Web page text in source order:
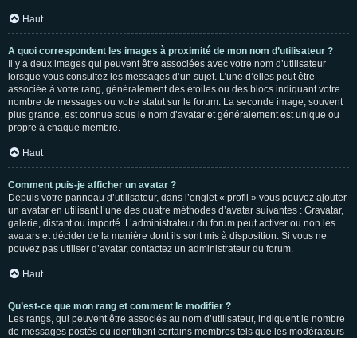
Haut
A quoi correspondent les images à proximité de mon nom d’utilisateur ?
Il y a deux images qui peuvent être associées avec votre nom d’utilisateur
lorsque vous consultez les messages d’un sujet. L’une d’elles peut être
associée à votre rang, généralement des étoiles ou des blocs indiquant votre
nombre de messages ou votre statut sur le forum. La seconde image, souvent
plus grande, est connue sous le nom d’avatar et généralement est unique ou
propre à chaque membre.
Haut
Comment puis-je afficher un avatar ?
Depuis votre panneau d’utilisateur, dans l’onglet « profil » vous pouvez ajouter
un avatar en utilisant l’une des quatre méthodes d’avatar suivantes : Gravatar,
galerie, distant ou importé. L’administrateur du forum peut activer ou non les
avatars et décider de la manière dont ils sont mis à disposition. Si vous ne
pouvez pas utiliser d’avatar, contactez un administrateur du forum.
Haut
Qu’est-ce que mon rang et comment le modifier ?
Les rangs, qui peuvent être associés au nom d’utilisateur, indiquent le nombre
de messages postés ou identifient certains membres tels que les modérateurs